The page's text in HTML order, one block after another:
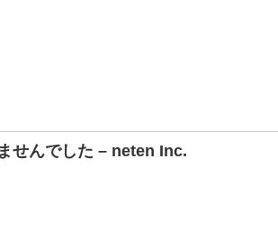
せんでした – neten Inc.